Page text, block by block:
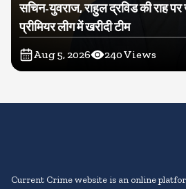
सचिन-युवराज, राहुल द्रविड की राह
प्रीमियर लीग में खरीदी टीम
Aug 5, 2026 240Views
Current Crime website is an online